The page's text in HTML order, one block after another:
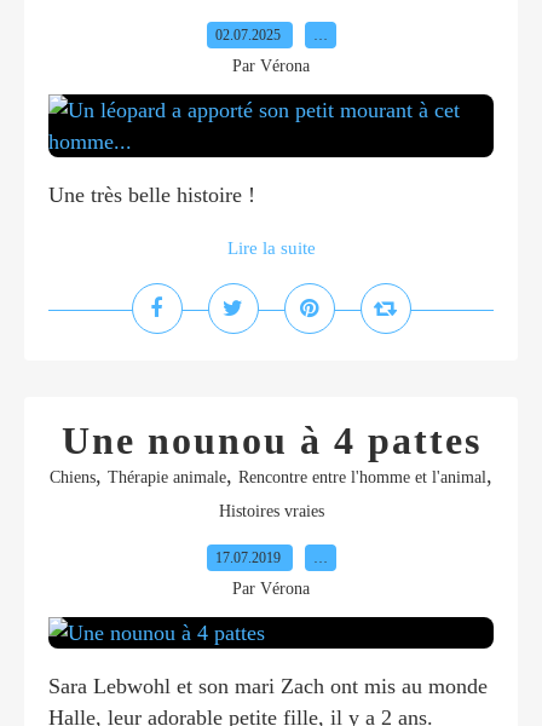
02.07.2025 …
Par Vérona
Une très belle histoire !
Lire la suite
Une nounou à 4 pattes
Chiens, Thérapie animale, Rencontre entre l'homme et l'animal,
Histoires vraies
17.07.2019 …
Par Vérona
Sara Lebwohl et son mari Zach ont mis au monde
Halle, leur adorable petite fille, il y a 2 ans.